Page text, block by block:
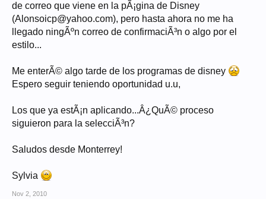
de correo que viene en la pÃ¡gina de Disney
(Alonsoicp@yahoo.com), pero hasta ahora no me ha
llegado ningÃºn correo de confirmaciÃ³n o algo por el
estilo...
Me enterÃ© algo tarde de los programas de disney
Espero seguir teniendo oportunidad u.u,
Los que ya estÃ¡n aplicando...Â¿QuÃ© proceso
siguieron para la selecciÃ³n?
Saludos desde Monterrey!
Sylvia
Nov 2, 2010